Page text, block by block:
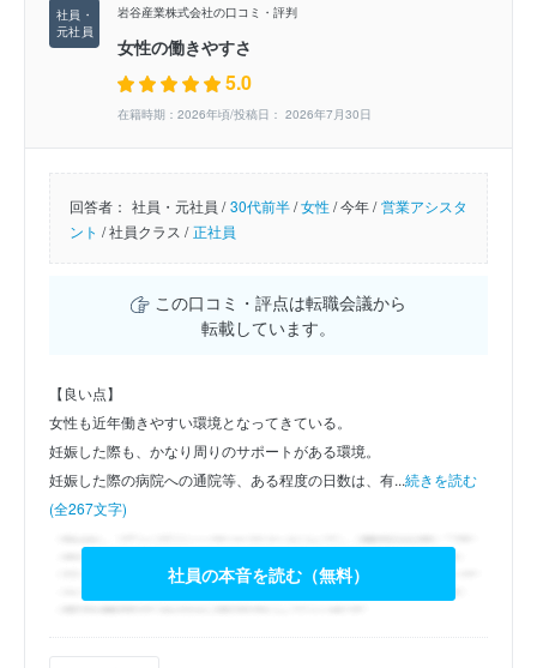
岩谷産業株式会社の口コミ・評判
女性の働きやすさ
5.0
在籍時期：2026年頃/投稿日： 2026年7月30日
回答者： 社員・元社員 / 30代前半/女性/今年 / 営業アシスタ
ント /社員クラス / 正社員
この口コミ・評点は転職会議から
転載しています。
【良い点】
女性も近年働きやすい環境となってきている。
妊娠した際も、かなり周りのサポートがある環境。
妊娠した際の病院への通院等、ある程度の日数は、有...続きを読む
(全267文字)
社員の本音を読む（無料）